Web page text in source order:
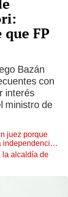
FP
Bazán
con
interés
ministro de
juez porque
independencia
la alcaldía de